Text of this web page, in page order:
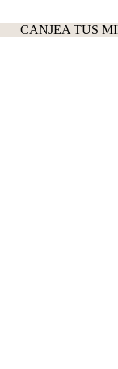
CANJEA TUS